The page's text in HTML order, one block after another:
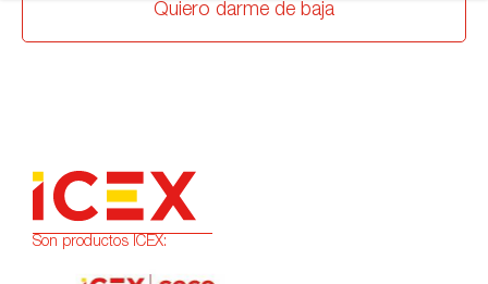
Quiero darme de baja
Son productos ICEX: